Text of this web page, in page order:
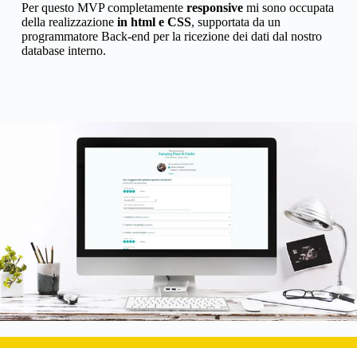
Per questo MVP completamente responsivemi sono occupata
della realizzazione in html e CSS, supportata da un
programmatore Back-end per la ricezione dei dati dal nostro
database interno.